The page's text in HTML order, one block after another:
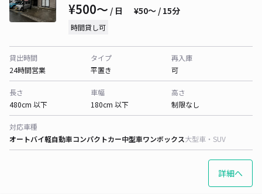
¥500〜 / 日 ¥50〜 / 15分
時間貸し可
貸出時間
24時間営業
タイプ
平置き
再入庫
可
長さ
480cm 以下
車幅
180cm 以下
高さ
制限なし
対応車種
オートバイ軽自動車コンパクトカー中型車ワンボックス大型車・SUV
詳細へ